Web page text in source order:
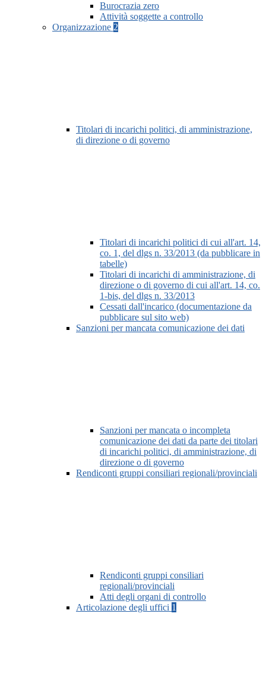
Burocrazia zero
Attività soggette a controllo
Organizzazione 2
Titolari di incarichi politici, di amministrazione,
di direzione o di governo
Titolari di incarichi politici di cui all'art. 14,
co. 1, del dlgs n. 33/2013 (da pubblicare in
tabelle)
Titolari di incarichi di amministrazione, di
direzione o di governo di cui all'art. 14, co.
1-bis, del dlgs n. 33/2013
Cessati dall'incarico (documentazione da
pubblicare sul sito web)
Sanzioni per mancata comunicazione dei dati
Sanzioni per mancata o incompleta
comunicazione dei dati da parte dei titolari
di incarichi politici, di amministrazione, di
direzione o di governo
Rendiconti gruppi consiliari regionali/provinciali
Rendiconti gruppi consiliari
regionali/provinciali
Atti degli organi di controllo
Articolazione degli uffici 1